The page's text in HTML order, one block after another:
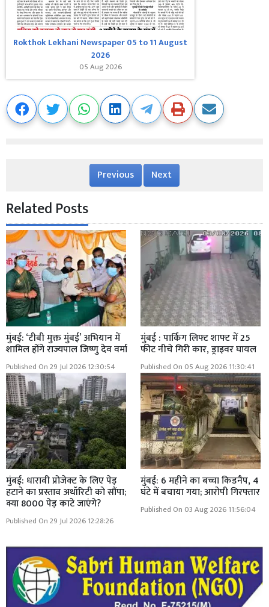
Rokthok Lekhani Newspaper 05 to 11 August
2026
05 Aug 2026
Previous Next
Related Posts
मुंबई: ‘टीबी मुक्त मुंबई’ अभियान में
शामिल होंगे राज्यपाल जिष्णु देव वर्मा
Published On 29 Jul 2026 12:30:54
मुंबई : पार्किंग लिफ्ट शाफ्ट में 25
फीट नीचे गिरी कार, ड्राइवर घायल
Published On 05 Aug 2026 11:30:41
मुंबई: धारावी प्रोजेक्ट के लिए पेड़
हटाने का प्रस्ताव अथॉरिटी को सौंपा;
क्या 8000 पेड़ काटे जाएंगे?
Published On 29 Jul 2026 12:28:26
मुंबई: 6 महीने का बच्चा किडनैप, 4
घंटे में बचाया गया; आरोपी गिरफ्तार
Published On 03 Aug 2026 11:56:04